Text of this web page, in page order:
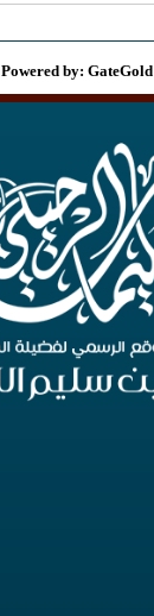
Powered by: GateGold